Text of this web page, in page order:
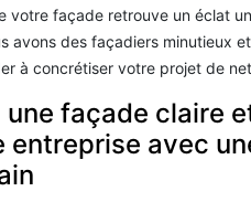
votre façade retrouve un éclat
avons des façadiers minutieux
à concrétiser votre projet de
une façade claire
avec